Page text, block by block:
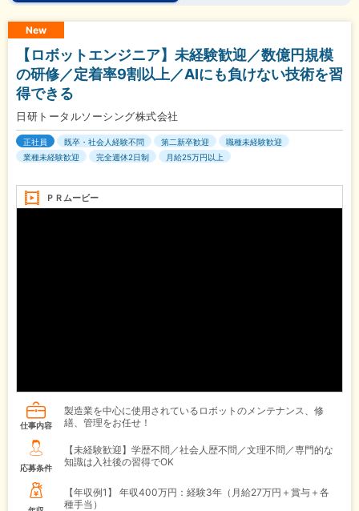
New
【ロボットエンジニア】未経験歓迎／数億円規模
の研修／定着率9割以上／AIにも負けない技術を習
得できる
日研トータルソーシング株式会社
正社員 既卒・社会人経験不問 第二新卒歓迎
職種未経験歓迎
業種未経験歓迎
完全週休2日制 月給25万円以上
ＰＲムービー
仕事内容
製造業を中心に使用されているロボットのメンテナンス、修
繕、管理をお任せ！
応募条件
【未経験歓迎】学歴不問／社会人歴不問／文理不問／専門的な
知識は入社後の習得でOK
【年収例1】
年収400万円：経験3年（月給27万円＋賞与＋各
種手当）